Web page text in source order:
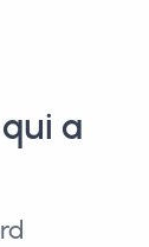
qui a